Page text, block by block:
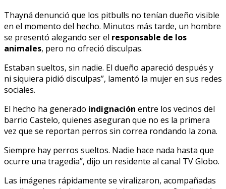
Thayná denunció que los pitbulls no tenían dueño visible
en el momento del hecho. Minutos más tarde, un hombre
se presentó alegando ser el responsable de los
animales, pero no ofreció disculpas.
Estaban sueltos, sin nadie. El dueño apareció después y
ni siquiera pidió disculpas”, lamentó la mujer en sus redes
sociales.
El hecho ha generado indignación entre los vecinos del
barrio Castelo, quienes aseguran que no es la primera
vez que se reportan perros sin correa rondando la zona.
Siempre hay perros sueltos. Nadie hace nada hasta que
ocurre una tragedia”, dijo un residente al canal TV Globo.
Las imágenes rápidamente se viralizaron, acompañadas